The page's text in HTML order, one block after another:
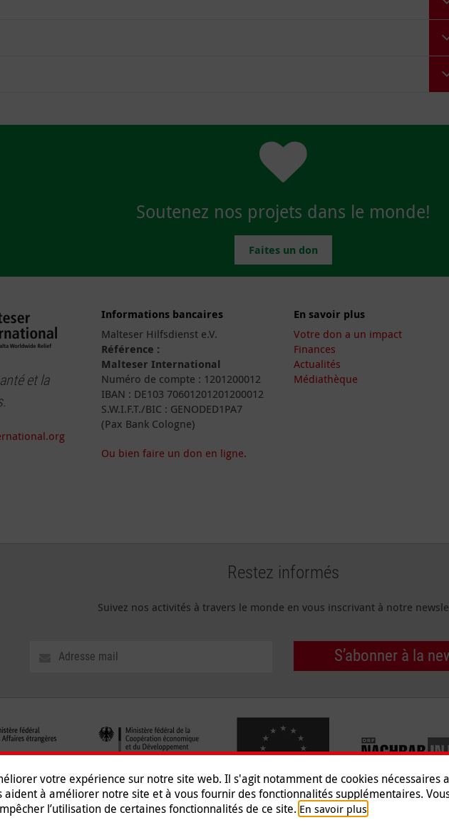
Soutenez nos projets dans le monde!
Faites un don
et la
Informations bancaires
Malteser Hilfsdienst e.V.
Référence :
Malteser International
Numéro de compte : 1201200012
IBAN : DE103 70601201201200012
S.W.I.F.T./BIC : GENODED1PA7
(Pax Bank Cologne)
Ou bien faire un don en ligne.
En savoir plus
Votre don a un impact
Finances
Actualités
Médiathèque
Restez informés
Suivez nos activités à travers le monde en vous inscrivant à notre
S’abonner à la
votre expérience sur notre site web. Il s'agit notamment de cookies
aident à améliorer notre site et à vous fournir des fonctionnalités supplémentaires.
l’utilisation de certaines fonctionnalités de ce site. En savoir plus.